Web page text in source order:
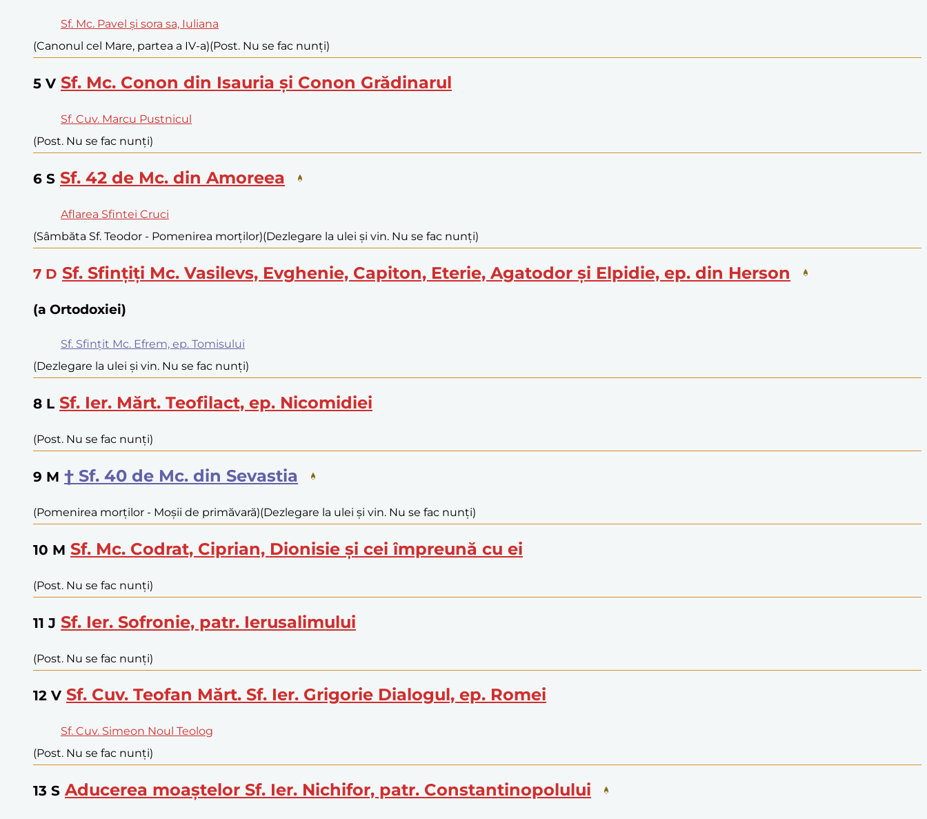
Sf. Mc. Pavel și sora sa, Iuliana
(Canonul cel Mare, partea a IV-a)(Post. Nu se fac nunți)
5 V Sf. Mc. Conon din Isauria și Conon Grădinarul
Sf. Cuv. Marcu Pustnicul
(Post. Nu se fac nunți)
6 S Sf. 42 de Mc. din Amoreea
Aflarea Sfintei Cruci
(Sâmbăta Sf. Teodor - Pomenirea morților)(Dezlegare la ulei și vin. Nu se fac nunți)
7 D Sf. Sfințiți Mc. Vasilevs, Evghenie, Capiton, Eterie, Agatodor și Elpidie, ep. din Herson
(a Ortodoxiei)
Sf. Sfințit Mc. Efrem, ep. Tomisului
(Dezlegare la ulei și vin. Nu se fac nunți)
8 L Sf. Ier. Mărt. Teofilact, ep. Nicomidiei
(Post. Nu se fac nunți)
9 M † Sf. 40 de Mc. din Sevastia
(Pomenirea morților - Moșii de primăvară)(Dezlegare la ulei și vin. Nu se fac nunți)
10 M Sf. Mc. Codrat, Ciprian, Dionisie și cei împreună cu ei
(Post. Nu se fac nunți)
11 J Sf. Ier. Sofronie, patr. Ierusalimului
(Post. Nu se fac nunți)
12 V Sf. Cuv. Teofan Mărt. Sf. Ier. Grigorie Dialogul, ep. Romei
Sf. Cuv. Simeon Noul Teolog
(Post. Nu se fac nunți)
13 S Aducerea moaștelor Sf. Ier. Nichifor, patr. Constantinopolului